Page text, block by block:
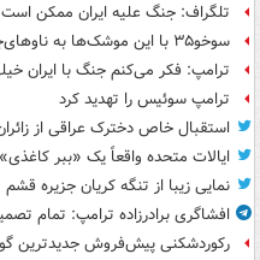
تلگراف: جنگ علیه ایران ممکن
سوخو۳۵ با این موشک‌ها به ناوهای‌جنگی حمله می‌کند
ترامپ: فکر می‌کنم جنگ با ایران
ترامپ سوئیس را تهدید کرد
استقبال خاص دخترک عراقی از
ایالات متحده واقعاً یک «ببر
نمایی زیبا از تنگه کریان جزیره قشم
افشاگری برادرزاده ترامپ: تمام
رکوردشکنی پیش‌فروش جدیدترین